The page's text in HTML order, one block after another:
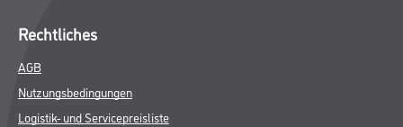
Rechtliches
AGB
Nutzungsbedingungen
Logistik- und Servicepreisliste